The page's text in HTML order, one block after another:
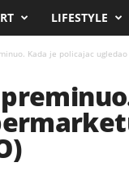
LIFESTYLE
Kada je policajac